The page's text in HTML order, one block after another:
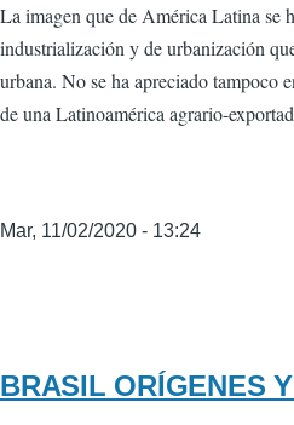
La imagen que de América Latina se
industrialización y de urbanización
urbana. No se ha apreciado tampoco
de una Latinoamérica agrario-
Mar, 11/02/2020 - 13:24
BRASIL ORÍGENES